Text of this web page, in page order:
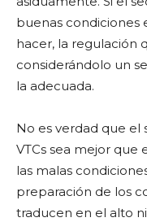
buenas condiciones
hacer, la regulación
considerándolo un
la adecuada.
No es verdad que el
VTCs sea mejor que
las malas
preparación de los
traducen en el alto